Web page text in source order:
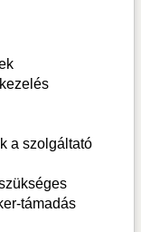
a szolgáltató
támadás